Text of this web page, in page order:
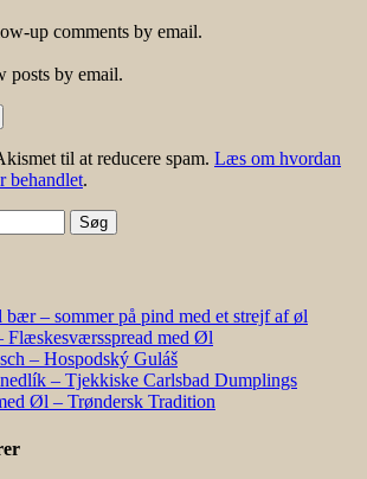
up comments by email.
posts by email.
til at reducere spam. Læs om hvordan
behandlet.
bær – sommer på pind med et strejf af øl
Flæskesværsspread med Øl
– Hospodský Guláš
– Tjekkiske Carlsbad Dumplings
Øl – Trøndersk Tradition